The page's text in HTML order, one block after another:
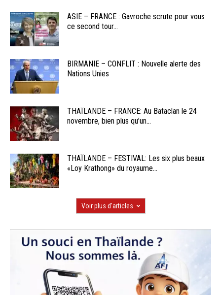
ASIE – FRANCE : Gavroche scrute pour vous
ce second tour...
BIRMANIE – CONFLIT : Nouvelle alerte des
Nations Unies
THAÏLANDE – FRANCE: Au Bataclan le 24
novembre, bien plus qu’un...
THAÏLANDE – FESTIVAL: Les six plus beaux
«Loy Krathong» du royaume...
Voir plus d'articles